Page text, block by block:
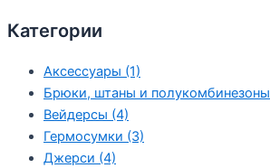
Категории
Аксессуары (1)
Брюки, штаны и полукомбинезоны
Вейдерсы (4)
Гермосумки (3)
Джерси (4)